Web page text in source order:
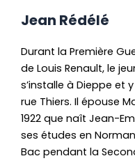
Jean Rédélé
Durant la Première
de Louis Renault, le
s’installe à Dieppe et
rue Thiers. Il épouse
1922 que naît Jean-
ses études en
Bac pendant la